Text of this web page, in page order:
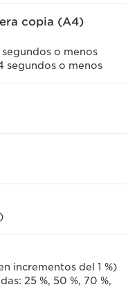
copia (A4)
o menos
segundos o menos
incrementos del 1 %)
25 %, 50 %, 70 %,